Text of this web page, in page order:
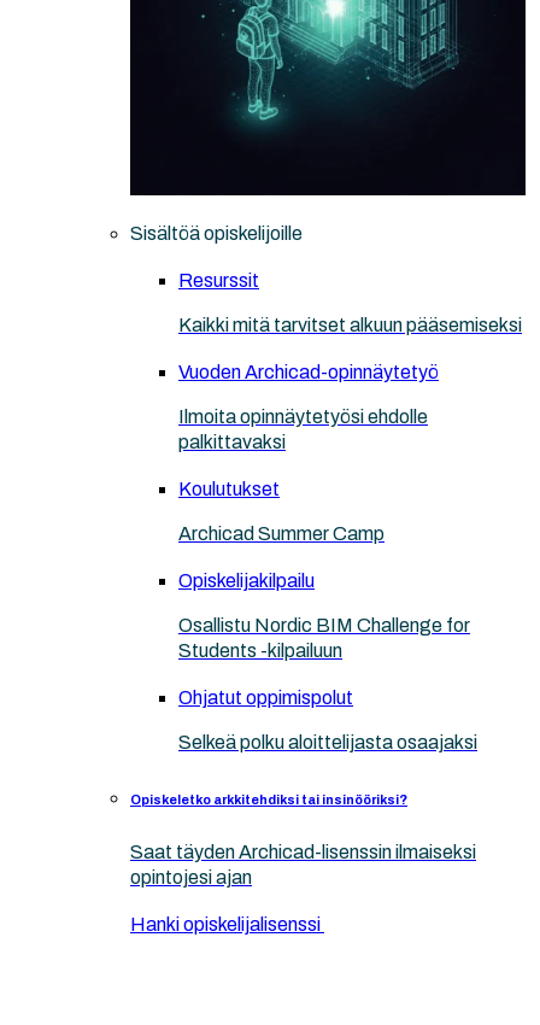
Sisältöä opiskelijoille
Resurssit
Kaikki mitä tarvitset alkuun pääsemiseksi
Vuoden Archicad-opinnäytetyö
Ilmoita opinnäytetyösi ehdolle
palkittavaksi
Koulutukset
Archicad Summer Camp
Opiskelijakilpailu
Osallistu Nordic BIM Challenge for
Students -kilpailuun
Ohjatut oppimispolut
Selkeä polku aloittelijasta osaajaksi
Opiskeletko arkkitehdiksi tai insinööriksi?
Saat täyden Archicad-lisenssin ilmaiseksi
opintojesi ajan
Hanki opiskelijalisenssi